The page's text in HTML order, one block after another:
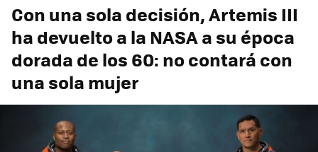
Con una sola decisión, Artemis III
ha devuelto a la NASA a su época
dorada de los 60: no contará con
una sola mujer